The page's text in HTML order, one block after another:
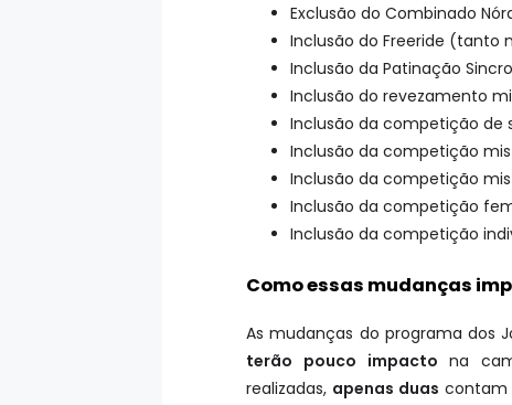
Exclusão do Combinado
Inclusão do Freeride (tanto
Inclusão da Patinação
Inclusão do revezamento
Inclusão da competição de
Inclusão da competição
Inclusão da competição
Inclusão da competição
Inclusão da competição
Como essas mudanças
As mudanças do programa dos
terão pouco impacto na
realizadas, apenas duas contam